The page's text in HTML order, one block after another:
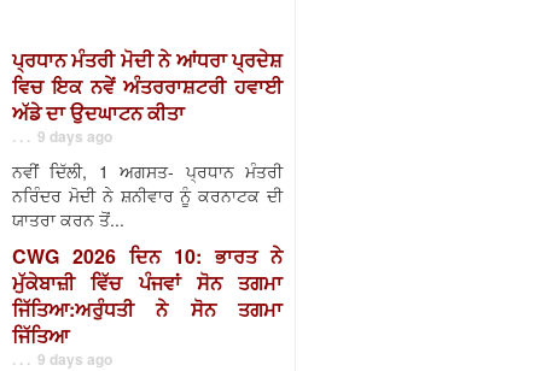
ਪ੍ਰਧਾਨ ਮੰਤਰੀ ਮੋਦੀ ਨੇ ਆਂਧਰਾ ਪ੍ਰਦੇਸ਼
ਵਿਚ ਇਕ ਨਵੇਂ ਅੰਤਰਰਾਸ਼ਟਰੀ ਹਵਾਈ
ਅੱਡੇ ਦਾ ਉਦਘਾਟਨ ਕੀਤਾ
. . . 9 days ago
ਨਵੀਂ ਦਿੱਲੀ, 1 ਅਗਸਤ- ਪ੍ਰਧਾਨ ਮੰਤਰੀ
ਨਰਿੰਦਰ ਮੋਦੀ ਨੇ ਸ਼ਨੀਵਾਰ ਨੂੰ ਕਰਨਾਟਕ ਦੀ
ਯਾਤਰਾ ਕਰਨ ਤੋਂ...
CWG 2026 ਦਿਨ 10: ਭਾਰਤ ਨੇ
ਮੁੱਕੇਬਾਜ਼ੀ ਵਿੱਚ ਪੰਜਵਾਂ ਸੋਨ ਤਗਮਾ
ਜਿੱਤਿਆ:ਅਰੁੰਧਤੀ ਨੇ ਸੋਨ ਤਗਮਾ
ਜਿੱਤਿਆ
. . . 9 days ago